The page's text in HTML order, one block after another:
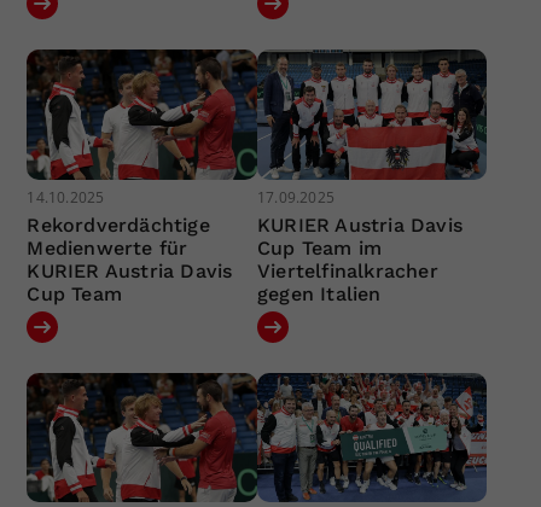
14.10.2025
Rekordverdächtige
Medienwerte für
KURIER Austria Davis
Cup Team
17.09.2025
KURIER Austria Davis
Cup Team im
Viertelfinalkracher
gegen Italien